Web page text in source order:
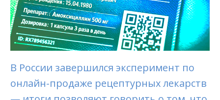
В России завершился эксперимент по
онлайн-продаже рецептурных лекарств